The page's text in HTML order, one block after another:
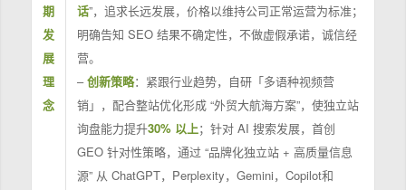
期
发
展
理
念
话”，追求长远发展，价格以维持公司正常运营为标准；
明确告知 SEO 结果不确定性，不做虚假承诺，诚信经
营。
–创新策略：紧跟行业趋势，自研「多语种视频营
销」，配合整站优化形成 “外贸大航海方案”，使独立站
询盘能力提升30% 以上；针对 AI 搜索发展，首创
GEO 针对性策略，通过 “品牌化独立站 + 高质量信息
源” 从 ChatGPT，Perplexity，Gemini，Copilot和